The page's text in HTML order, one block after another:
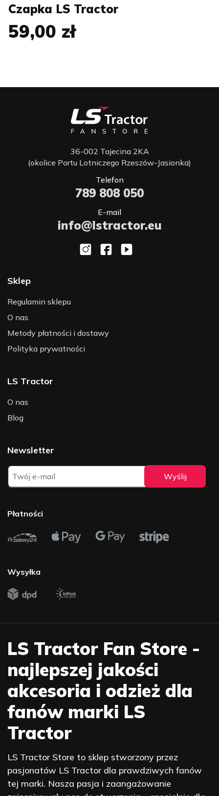
Czapka LS Tractor
59,00 zł
36-002 Tajecina 2KA
(okolice Portu Lotniczego Rzeszów-Jasionka)
Telefon
789 808 050
E-mail
info@lstractor.eu
Sklep
Regulamin sklepu
O nas
Metody płatności i dostawy
Polityka prywatności
LS Tractor
O nas
Blog
Newsletter
Płatności
Wysyłka
LS Tractor Fan Store -
najlepszej jakości
akcesoria i odzież dla
fanów marki LS
Tractor
LS Tractor Store to sklep stworzony przez
pasjonatów LS Tractor dla prawdziwych fanów
tej marki. Nasza pasja i zaangażowanie